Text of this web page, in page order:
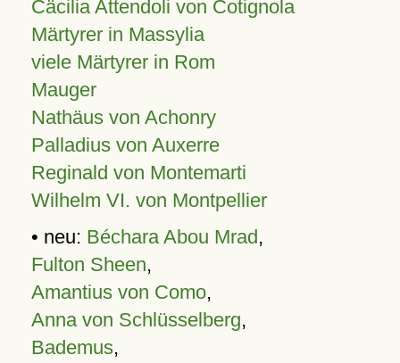
Cäcilia Attendoli von Cotignola
Märtyrer in Massylia
viele Märtyrer in Rom
Mauger
Nathäus von Achonry
Palladius von Auxerre
Reginald von Montemarti
Wilhelm VI. von Montpellier
• neu: Béchara Abou Mrad,
Fulton Sheen,
Amantius von Como,
Anna von Schlüsselberg,
Bademus,